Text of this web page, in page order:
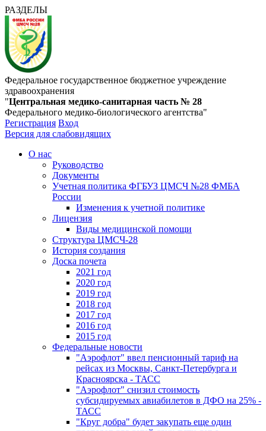
РАЗДЕЛЫ
Федеральное государственное бюджетное учреждение
здравоохранения
"Центральная медико-санитарная часть № 28
Федерального медико-биологического агентства"
Регистрация Вход
Версия для слабовидящих
О нас
Руководство
Документы
Учетная политика ФГБУЗ ЦМСЧ №28 ФМБА
России
Изменения к учетной политике
Лицензия
Виды медицинской помощи
Структура ЦМСЧ-28
История создания
Доска почета
2021 год
2020 год
2019 год
2018 год
2017 год
2016 год
2015 год
Федеральные новости
"Аэрофлот" ввел пенсионный тариф на
рейсах из Москвы, Санкт-Петербурга и
Красноярска - ТАСС
"Аэрофлот" снизил стоимость
субсидируемых авиабилетов в ДФО на 25% -
ТАСС
"Круг добра" будет закупать еще один